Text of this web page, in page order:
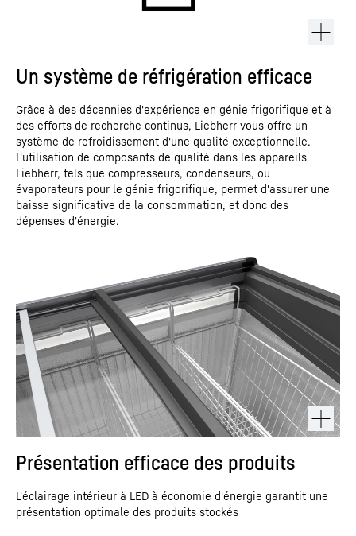
Un système de réfrigération efficace
Grâce à des décennies d'expérience en génie frigorifique et à
des efforts de recherche continus, Liebherr vous offre un
système de refroidissement d'une qualité exceptionnelle.
L'utilisation de composants de qualité dans les appareils
Liebherr, tels que compresseurs, condenseurs, ou
évaporateurs pour le génie frigorifique, permet d'assurer une
baisse significative de la consommation, et donc des
dépenses d'énergie.
Présentation efficace des produits
L'éclairage intérieur à LED à économie d'énergie garantit une
présentation optimale des produits stockés